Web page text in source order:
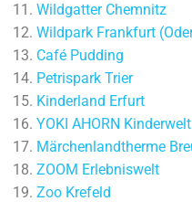
Wildgatter Chemnitz
Wildpark Frankfurt
Café Pudding
Petrispark Trier
Kinderland Erfurt
YOKI AHORN Kinderwelt
Märchenlandtherme
ZOOM Erlebniswelt
Zoo Krefeld